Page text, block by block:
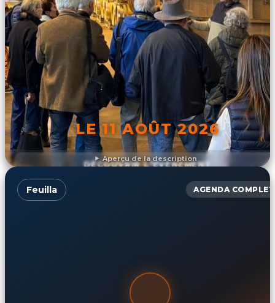
Aperçu de la description
LE 11 AOÛT 2026
DÉCOUVRIR L'ÉVÉNEMENT
Feuilla AGENDA COMPLET